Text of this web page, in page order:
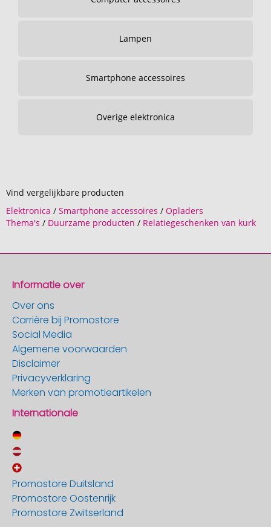
Lampen
Smartphone accessoires
Overige elektronica
Vind vergelijkbare producten
Elektronica / Smartphone accessoires / Opladers
Thema's / Duurzame producten / Relatiegeschenken van kurk
Informatie over
Over ons
Carrière bij Promostore
Social Media
Algemene voorwaarden
Disclaimer
Privacyverklaring
Merken van promotieartikelen
Internationale
Promostore Duitsland
Promostore Oostenrijk
Promostore Zwitserland